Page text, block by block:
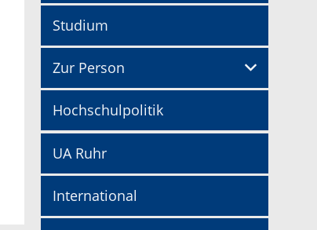
Studium
Zur Person
Hochschulpolitik
UA Ruhr
International